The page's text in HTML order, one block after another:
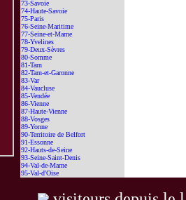
73-Savoie
74-Haute-Savoie
75-Paris
76-Seine-Maritime
77-Seine-et-Marne
78-Yvelines
79-Deux-Sèvres
80-Somme
81-Tarn
82-Tarn-et-Garonne
83-Var
84-Vaucluse
85-Vendée
86-Vienne
87-Haute-Vienne
88-Vosges
89-Yonne
90-Territoire de Belfort
91-Essonne
92-Hauts-de-Seine
93-Seine-Saint-Denis
94-Val-de-Marne
95-Val-d'Oise